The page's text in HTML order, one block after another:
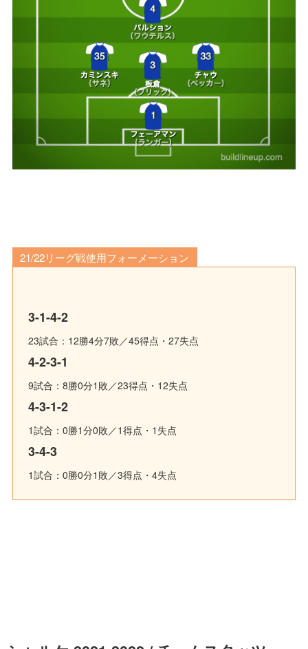
21/22リーグ戦使用フォーメーション
3-1-4-2
23試合：12勝4分7敗／45得点・27失点
4-2-3-1
9試合：8勝0分1敗／23得点・12失点
4-3-1-2
1試合：0勝1分0敗／1得点・1失点
3-4-3
1試合：0勝0分1敗／3得点・4失点